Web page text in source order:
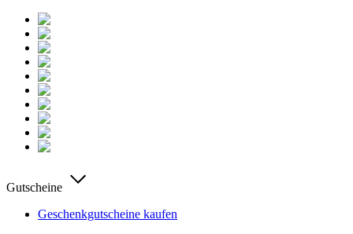
Gutscheine
Geschenkgutscheine kaufen